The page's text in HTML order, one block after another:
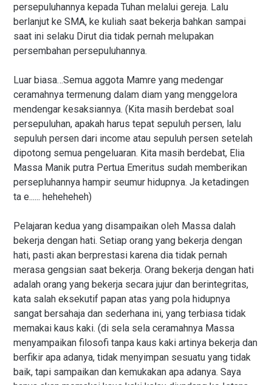
persepuluhannya kepada Tuhan melalui gereja. Lalu
berlanjut ke SMA, ke kuliah saat bekerja bahkan sampai
saat ini selaku Dirut dia tidak pernah melupakan
persembahan persepuluhannya.
Luar biasa…Semua aggota Mamre yang medengar
ceramahnya termenung dalam diam yang menggelora
mendengar kesaksiannya. (Kita masih berdebat soal
persepuluhan, apakah harus tepat sepuluh persen, lalu
sepuluh persen dari income atau sepuluh persen setelah
dipotong semua pengeluaran. Kita masih berdebat, Elia
Massa Manik putra Pertua Emeritus sudah memberikan
persepluhannya hampir seumur hidupnya. Ja ketadingen
ta e...... heheheheh)
Pelajaran kedua yang disampaikan oleh Massa dalah
bekerja dengan hati. Setiap orang yang bekerja dengan
hati, pasti akan berprestasi karena dia tidak pernah
merasa gengsian saat bekerja. Orang bekerja dengan hati
adalah orang yang bekerja secara jujur dan berintegritas,
kata salah eksekutif papan atas yang pola hidupnya
sangat bersahaja dan sederhana ini, yang terbiasa tidak
memakai kaus kaki. (di sela sela ceramahnya Massa
menyampaikan filosofi tanpa kaus kaki artinya bekerja dan
berfikir apa adanya, tidak menyimpan sesuatu yang tidak
baik, tapi sampaikan dan kemukakan apa adanya. Saya